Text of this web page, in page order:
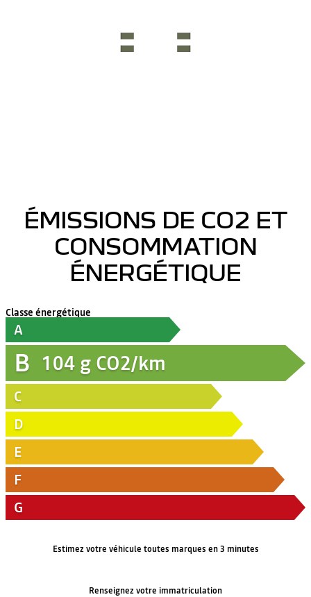
ÉMISSIONS DE CO2 ET
CONSOMMATION
ÉNERGÉTIQUE
Classe énergétique
A
B 104 g CO2/km
C
D
E
F
G
Estimez votre véhicule toutes marques en 3 minutes
Renseignez votre immatriculation